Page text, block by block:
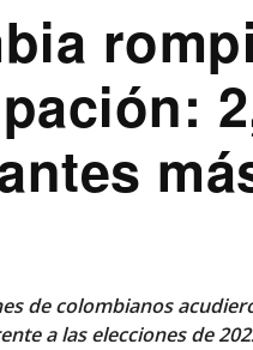
de colombianos
a las elecciones de